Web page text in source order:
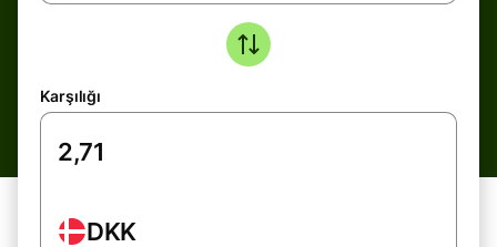
Karşılığı
DKK